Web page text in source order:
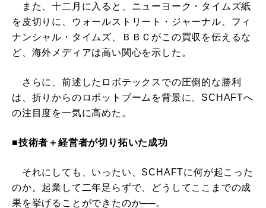
また、十二月に入ると、ニューヨーク・タイムズ紙
を皮切りに、ウォールストリート・ジャーナル、フィ
ナンシャル・タイムズ、ＢＢＣがこの買収を伝えるな
ど、海外メディアは高い関心を示した。
さらに、前述したロボテックスでの圧倒的な勝利
は、折りからのロボットブームを背景に、SCHAFTへ
の注目度を一気に高めた。
■技術者＋経営者が切り拓いた成功
それにしても、いったい、SCHAFTに何が起こった
のか。起業して二年足らずで、どうしてここまでの成
果を挙げることができたのか──。